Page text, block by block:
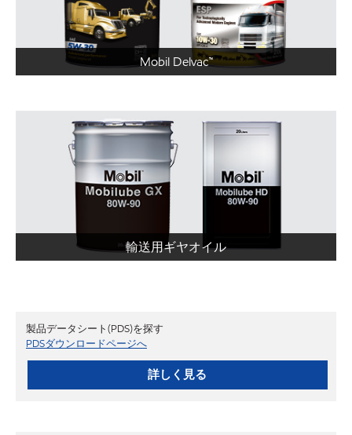
Mobil Delvac™
輸送用ギヤオイル
製品データシート(PDS)を探す
PDSダウンロードページへ
詳しく見る